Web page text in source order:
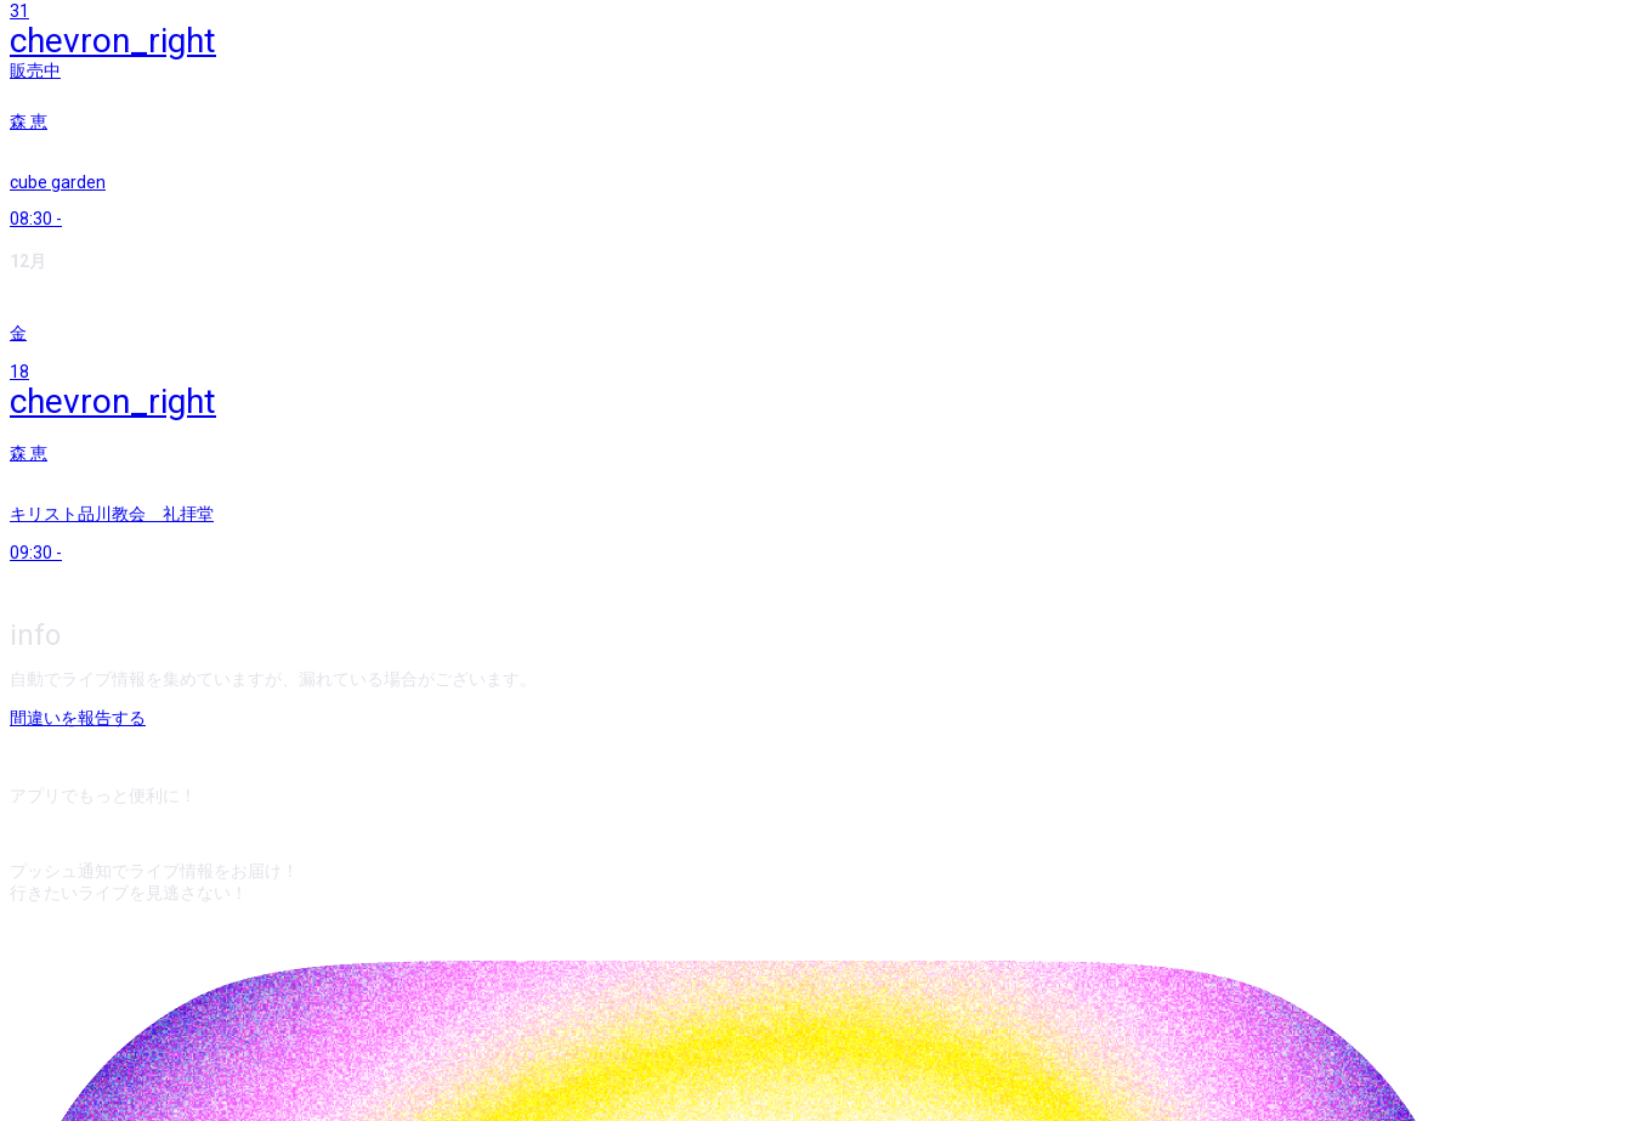
31
chevron_right
販売中
森 恵
cube garden
08:30 -
12月
金
18
chevron_right
森 恵
キリスト品川教会 礼拝堂
09:30 -
info
自動でライブ情報を集めていますが、漏れている場合がございます。
間違いを報告する
アプリでもっと便利に！
プッシュ通知でライブ情報をお届け！
行きたいライブを見逃さない！